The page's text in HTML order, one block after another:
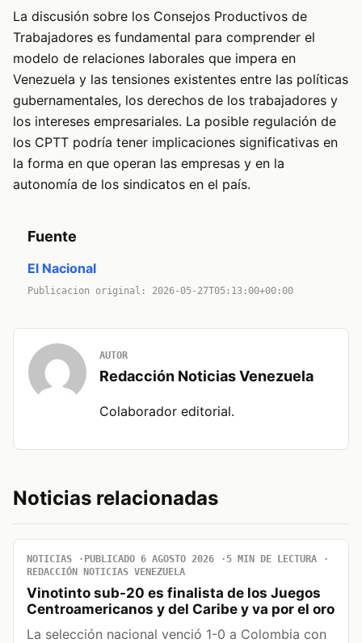
La discusión sobre los Consejos Productivos de
Trabajadores es fundamental para comprender el
modelo de relaciones laborales que impera en
Venezuela y las tensiones existentes entre las políticas
gubernamentales, los derechos de los trabajadores y
los intereses empresariales. La posible regulación de
los CPTT podría tener implicaciones significativas en
la forma en que operan las empresas y en la
autonomía de los sindicatos en el país.
Fuente
El Nacional
Publicacion original: 2026-05-27T05:13:00+00:00
AUTOR
Redacción Noticias Venezuela
Colaborador editorial.
Noticias relacionadas
NOTICIAS PUBLICADO 6 AGOSTO 2026
5 MIN DE LECTURA
REDACCIÓN NOTICIAS VENEZUELA
Vinotinto sub-20 es finalista de los Juegos
Centroamericanos y del Caribe y va por el oro
La selección nacional venció 1-0 a Colombia con